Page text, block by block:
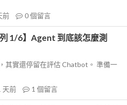
前 0個留言
1/6】Agent 到底該怎麼測
其實還停留在評估 Chatbot。 準備一
天前 1 個留言